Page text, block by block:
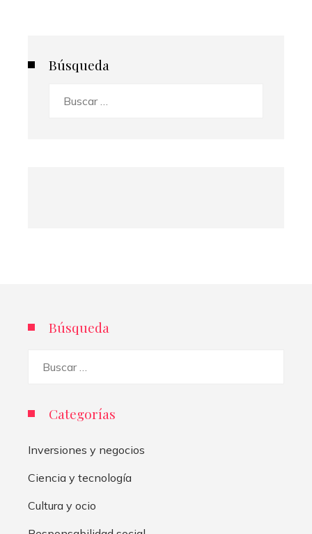
Búsqueda
Búsqueda
Categorías
Inversiones y negocios
Ciencia y tecnología
Cultura y ocio